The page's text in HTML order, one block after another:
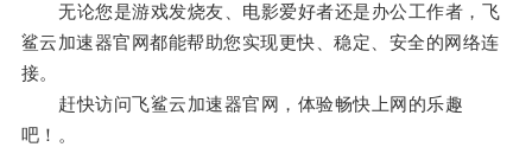
无论您是游戏发烧友、电影爱好者还是办公工作者，飞
鲨云加速器官网都能帮助您实现更快、稳定、安全的网络连
接。
赶快访问飞鲨云加速器官网，体验畅快上网的乐趣
吧！。